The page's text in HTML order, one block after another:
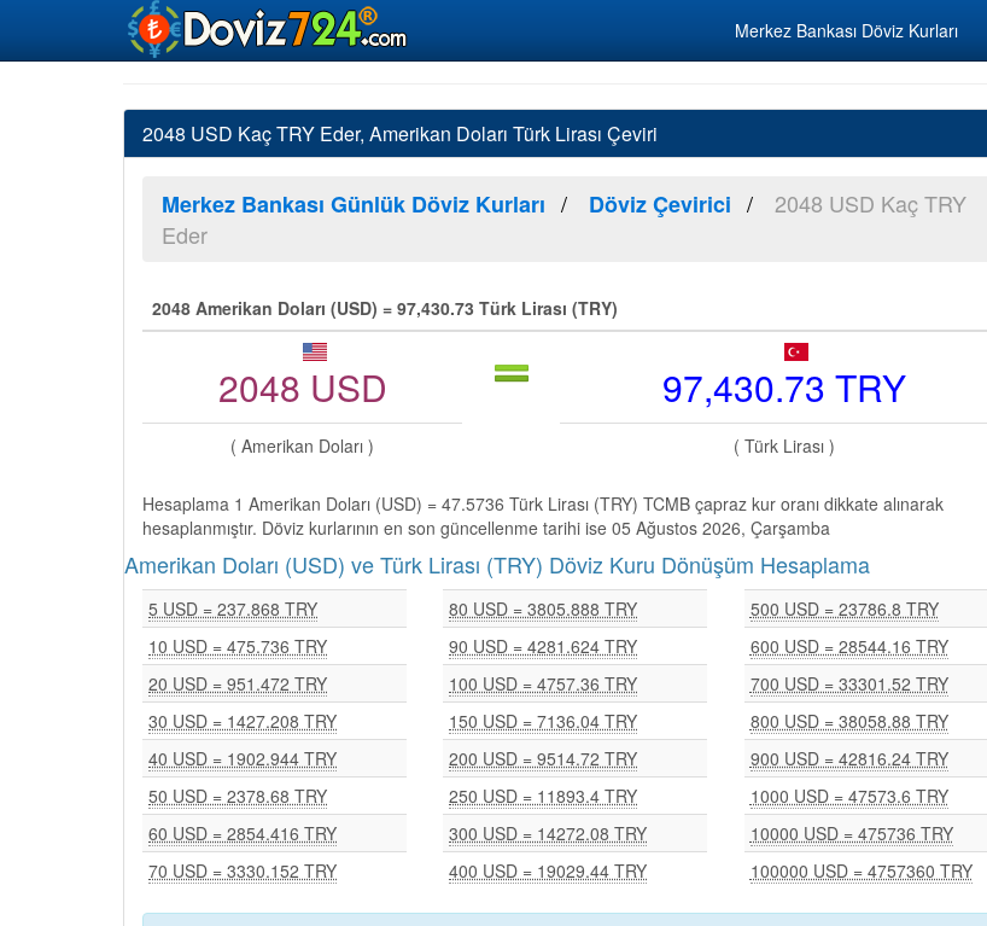
Merkez Bankası Döviz Kurları
2048 USD Kaç TRY Eder, Amerikan Doları Türk Lirası Çeviri
Merkez Bankası Günlük Döviz Kurları Döviz Çevirici
2048 USD Kaç TRY
Eder
2048 Amerikan Doları (USD) = 97,430.73 Türk Lirası (TRY)
2048 USD 97,430.73 TRY
( Amerikan Doları ) ( Türk Lirası )
Hesaplama 1 Amerikan Doları (USD) = 47.5736 Türk Lirası (TRY) TCMB çapraz kur oranı dikkate alınarak
hesaplanmıştır. Döviz kurlarının en son güncellenme tarihi ise 05 Ağustos 2026, Çarşamba
Amerikan Doları (USD) ve Türk Lirası (TRY) Döviz Kuru Dönüşüm Hesaplama
5 USD = 237.868 TRY
10 USD = 475.736 TRY
20 USD = 951.472 TRY
30 USD = 1427.208 TRY
40 USD = 1902.944 TRY
50 USD = 2378.68 TRY
60 USD = 2854.416 TRY
70 USD = 3330.152 TRY
80 USD = 3805.888 TRY
90 USD = 4281.624 TRY
100 USD = 4757.36 TRY
150 USD = 7136.04 TRY
200 USD = 9514.72 TRY
250 USD = 11893.4 TRY
300 USD = 14272.08 TRY
400 USD = 19029.44 TRY
500 USD = 23786.8 TRY
600 USD = 28544.16 TRY
700 USD = 33301.52 TRY
800 USD = 38058.88 TRY
900 USD = 42816.24 TRY
1000 USD = 47573.6 TRY
10000 USD = 475736 TRY
100000 USD = 4757360 TRY